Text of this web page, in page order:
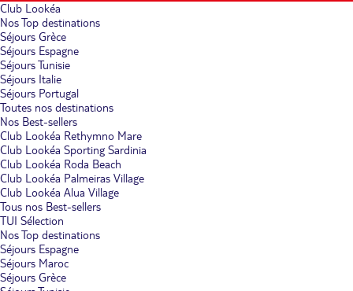
Club Lookéa
Nos Top destinations
Séjours Grèce
Séjours Espagne
Séjours Tunisie
Séjours Italie
Séjours Portugal
Toutes nos destinations
Nos Best-sellers
Club Lookéa Rethymno Mare
Club Lookéa Sporting Sardinia
Club Lookéa Roda Beach
Club Lookéa Palmeiras Village
Club Lookéa Alua Village
Tous nos Best-sellers
TUI Sélection
Nos Top destinations
Séjours Espagne
Séjours Maroc
Séjours Grèce